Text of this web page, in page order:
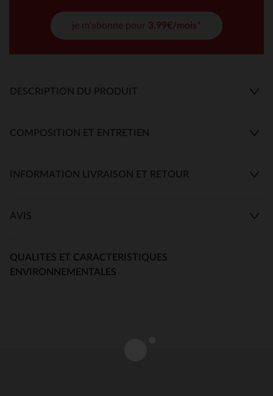
je m'abonne pour 3,99€/mois*
DESCRIPTION DU PRODUIT
COMPOSITION ET ENTRETIEN
INFORMATION LIVRAISON ET RETOUR
AVIS
QUALITES ET CARACTERISTIQUES
ENVIRONNEMENTALES